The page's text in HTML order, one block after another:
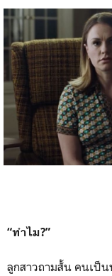
“ทำไม?”
ลูกสาวถามสั้น คนเป็